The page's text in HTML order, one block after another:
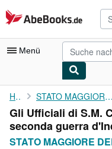
Zum Hauptinhalt
AbeBooks.de
Menü
Nutzerkonto
Meine Bestellungen
Detailsuche
Home STATO MAGGIORE DELL'ESERCITO .
Gli Ufficiali di S.M.
seconda guerra
STATO MAGGIORE